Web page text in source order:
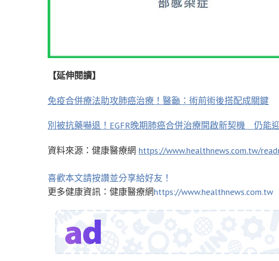
【延伸閱讀】
免疫合併療法助攻肺癌治療！醫籲：術前術後搭配成關鍵
別被抗藥嚇退！EGFR晚期肺癌合併治療開啟新契機 仍能
資料來源：健康醫療網 https://www.healthnews.com.tw/
喜歡本文請按讚並分享給好友！
更多健康資訊：健康醫療網https://www.healthnews.com.tw